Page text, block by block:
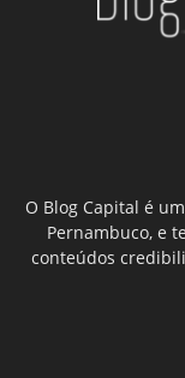
O Blog Capital é
Pernambuco, e
conteúdos